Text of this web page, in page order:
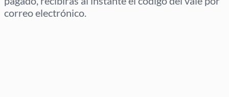
correo electrónico.